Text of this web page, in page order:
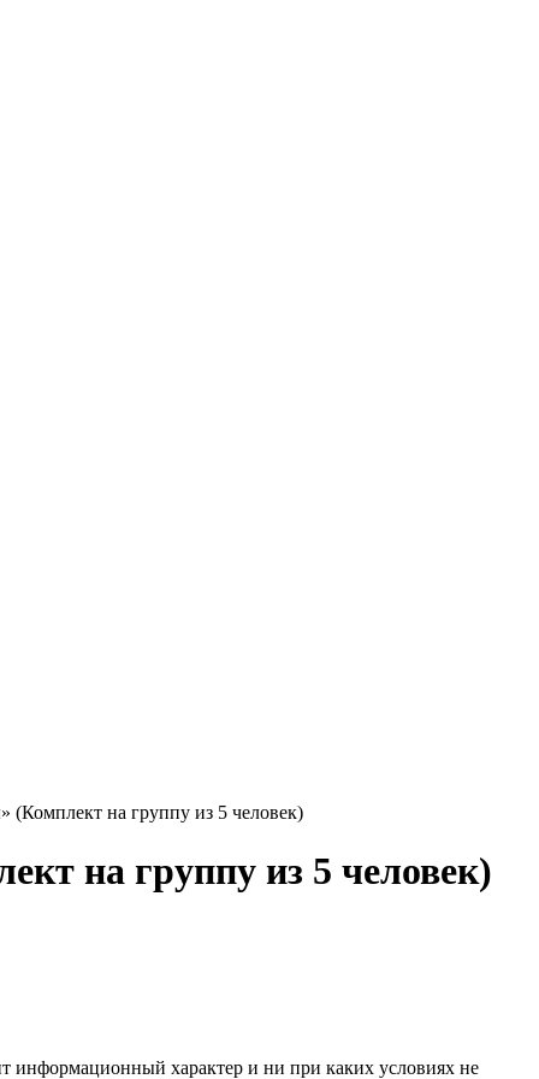
на группу из 5 человек)
на группу из 5 человек)
информационный характер и ни при каких условиях не